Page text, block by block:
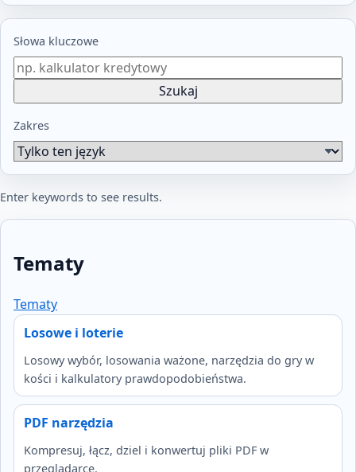
Słowa kluczowe
Szukaj
Zakres
Enter keywords to see results.
Tematy
Tematy
Losowe i loterie
Losowy wybór, losowania ważone, narzędzia do gry w
kości i kalkulatory prawdopodobieństwa.
PDF narzędzia
Kompresuj, łącz, dziel i konwertuj pliki PDF w
przeglądarce.